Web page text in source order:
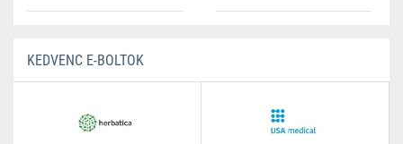
KEDVENC E-BOLTOK